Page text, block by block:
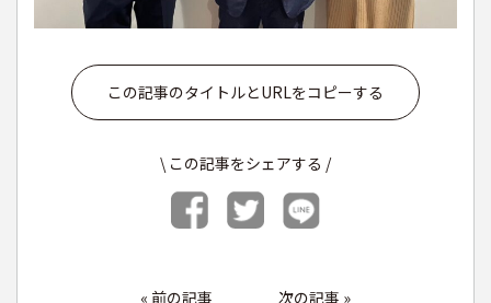
この記事のタイトルとURLをコピーする
\ この記事をシェアする /
« 前の記事 次の記事 »